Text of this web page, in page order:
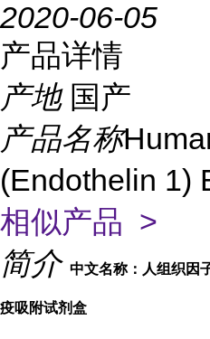
2020-06-05
产品详情
产地 国产
产品名称
(Endothelin 1)
相似产品 >
简介 中文名称：人组织因
疫吸附试剂盒